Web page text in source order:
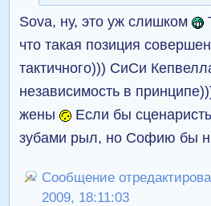
Sova, ну, это уж слишком
что такая позиция
тактичного))) СиСи
независимость в
жены
Если бы
зубами рыл, но Софию бы
Сообщение
2009, 18:11:03